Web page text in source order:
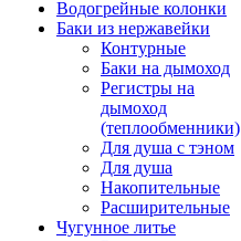
Водогрейные колонки
Баки из нержавейки
Контурные
Баки на дымоход
Регистры на
дымоход
(теплообменники)
Для душа с тэном
Для душа
Накопительные
Расширительные
Чугунное литье